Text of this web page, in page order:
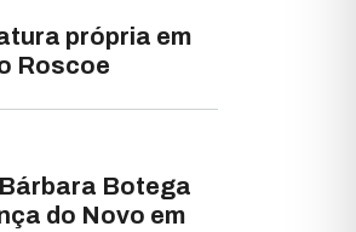
própria em
Roscoe
Botega
do Novo em